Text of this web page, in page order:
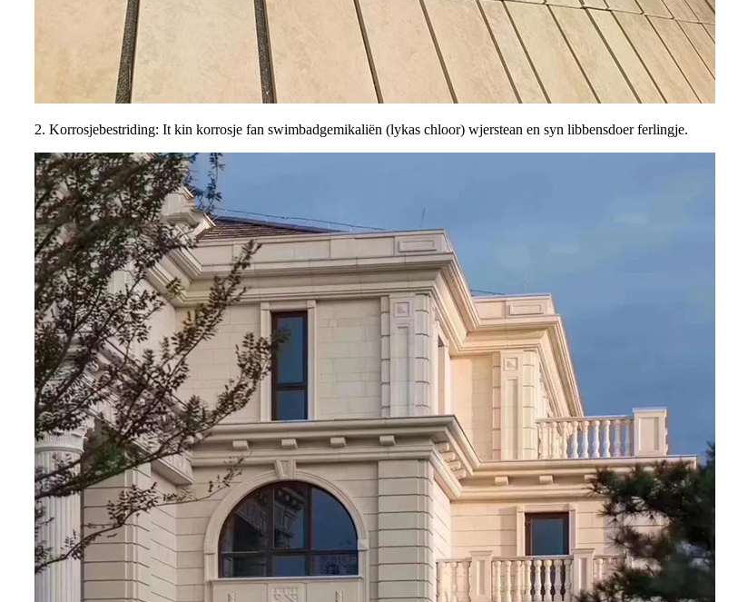
2. Korrosjebestriding: It kin korrosje fan swimbadgemikaliën (lykas chloor) wjerstean en syn libbensdoer ferlingje.